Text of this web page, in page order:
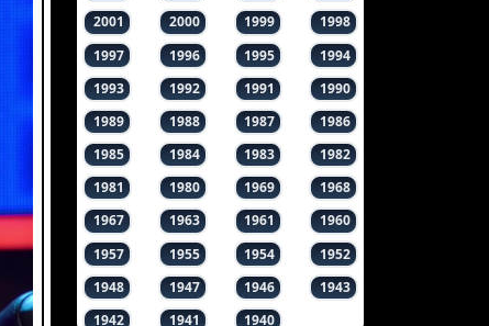
2001
2000 1999
1998
1997
1996 1995
1994
1993
1992 1991
1990
1989
1988 1987
1986
1985
1984 1983
1982
1981
1980 1969
1968
1967
1963 1961
1960
1957
1955 1954
1952
1948
1947 1946
1943
1942
1941 1940